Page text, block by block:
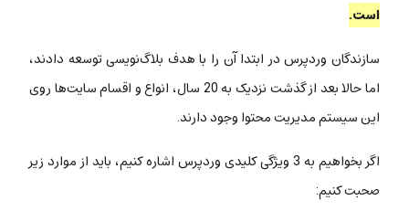
است.
سازندگان وردپرس در ابتدا آن را با هدف بلاگ‌نویسی توسعه دادند،
اما حالا بعد از گذشت نزدیک به 20 سال، انواع و اقسام سایت‌ها روی
این سیستم مدیریت محتوا وجود دارند.
اگر بخواهیم به 3 ویژگی کلیدی وردپرس اشاره کنیم، باید از موارد زیر
صحبت کنیم: